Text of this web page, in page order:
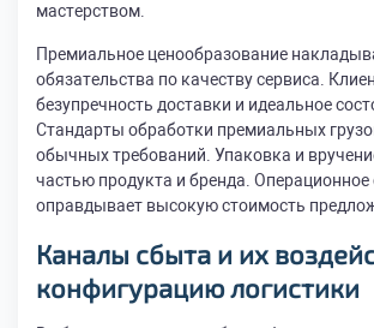
мастерством.
Премиальное ценообразование
обязательства по качеству сервиса.
безупречность доставки и идеальное
Стандарты обработки премиальных
обычных требований. Упаковка и
частью продукта и бренда. Операционное
оправдывает высокую стоимость
Каналы сбыта и их
конфигурацию логистики